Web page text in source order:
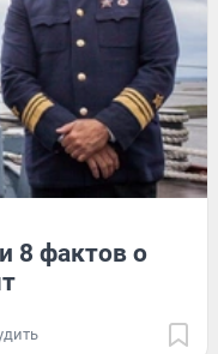
8 фактов о